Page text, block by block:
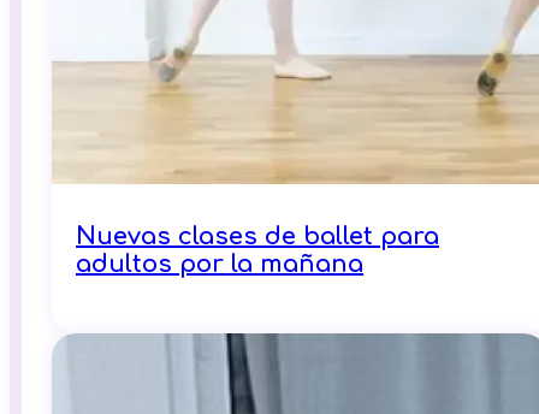
Nuevas clases de ballet para
adultos por la mañana